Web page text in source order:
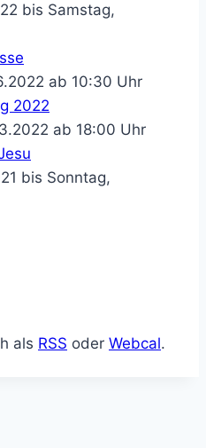
bis Samstag,
ab 10:30 Uhr
2022
ab 18:00 Uhr
bis Sonntag,
als RSS oder Webcal.